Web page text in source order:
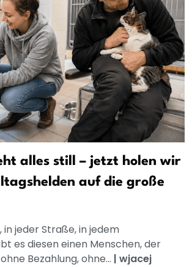
alles still – jetzt holen wir
auf die große
in jeder Straße, in jedem
es diesen einen Menschen, der
Bezahlung, ohne... | wjacej